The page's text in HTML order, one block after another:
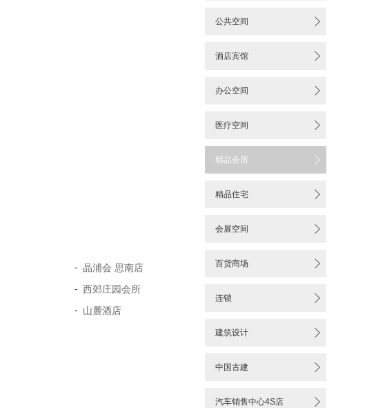
公共空间 
酒店宾馆 
办公空间 
医疗空间 
精品会所 
精品住宅 
会展空间 
百货商场 
连锁 
建筑设计 
中国古建 
汽车销售中心4S店 
- 晶浦会 思南店
- 西郊庄园会所
- 山麓酒店